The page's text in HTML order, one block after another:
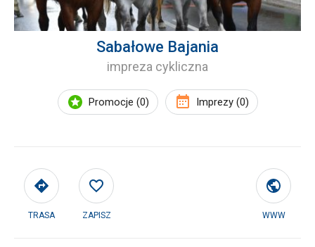
Sabałowe Bajania
impreza cykliczna
Promocje (0) Imprezy (0)
TRASA ZAPISZ WWW